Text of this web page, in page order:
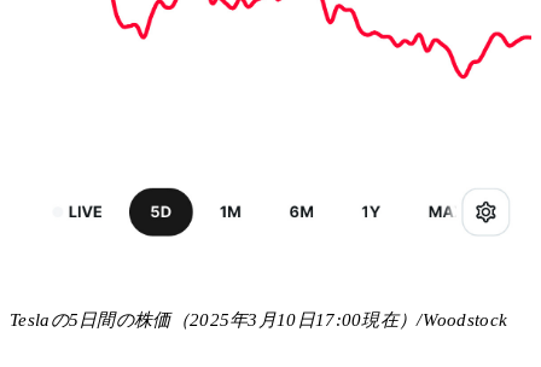
Teslaの5日間の株価（2025年3月10日17:00現在）/Woodstock